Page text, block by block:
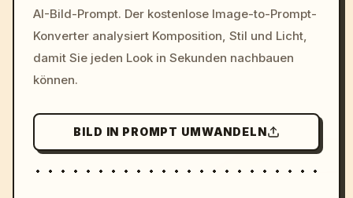
colors, 8k --v 6.0
AI-Bild-Prompt. Der kostenlose Image-to-Prompt-
Konverter analysiert Komposition, Stil und Licht,
damit Sie jeden Look in Sekunden nachbauen
können.
BILD IN PROMPT UMWANDELN